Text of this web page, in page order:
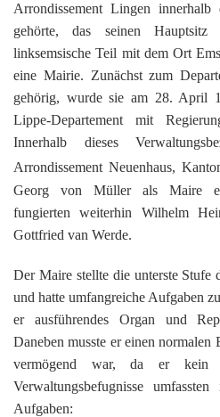
Arrondissement Lingen innerhalb
gehörte, das seinen
linksemsische Teil mit dem Ort
eine Mairie. Zunächst zum
gehörig, wurde sie am 28. April
Lippe-Departement mit
Innerhalb dieses
Arrondissement Neuenhaus,
Georg von Müller als Maire
fungierten weiterhin Wilhelm
Gottfried van Werde.
Der Maire stellte die unterste Stufe
und hatte umfangreiche Aufgaben
er ausführendes Organ und
Daneben musste er einen normalen
vermögend war, da er kein
Verwaltungsbefugnisse
Aufgaben: